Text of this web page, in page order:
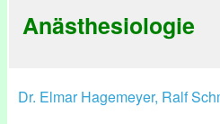
Anästhesiologie
Dr. Elmar Hagemeyer, Ralf